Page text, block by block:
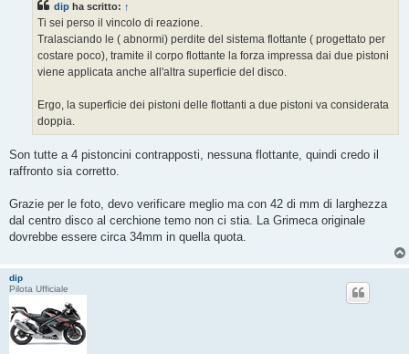
dip ha scritto: ↑
Ti sei perso il vincolo di reazione.
Tralasciando le ( abnormi) perdite del sistema flottante ( progettato per
costare poco), tramite il corpo flottante la forza impressa dai due pistoni
viene applicata anche all'altra superficie del disco.
Ergo, la superficie dei pistoni delle flottanti a due pistoni va considerata
doppia.
Son tutte a 4 pistoncini contrapposti, nessuna flottante, quindi credo il
raffronto sia corretto.
Grazie per le foto, devo verificare meglio ma con 42 di mm di larghezza
dal centro disco al cerchione temo non ci stia. La Grimeca originale
dovrebbe essere circa 34mm in quella quota.
dip
Pilota Ufficiale